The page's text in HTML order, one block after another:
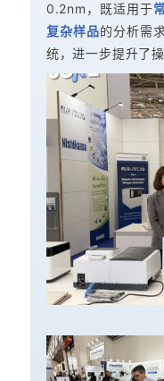
0.2nm，既适用于
复杂样品的分析需
统，进一步提升了